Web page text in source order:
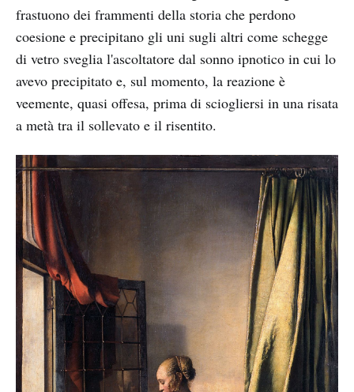
frastuono dei frammenti della storia che perdono
coesione e precipitano gli uni sugli altri come schegge
di vetro sveglia l'ascoltatore dal sonno ipnotico in cui lo
avevo precipitato e, sul momento, la reazione è
veemente, quasi offesa, prima di sciogliersi in una risata
a metà tra il sollevato e il risentito.